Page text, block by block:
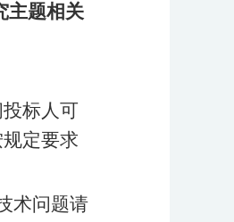
主题相关
标人可
定要求
术问题请